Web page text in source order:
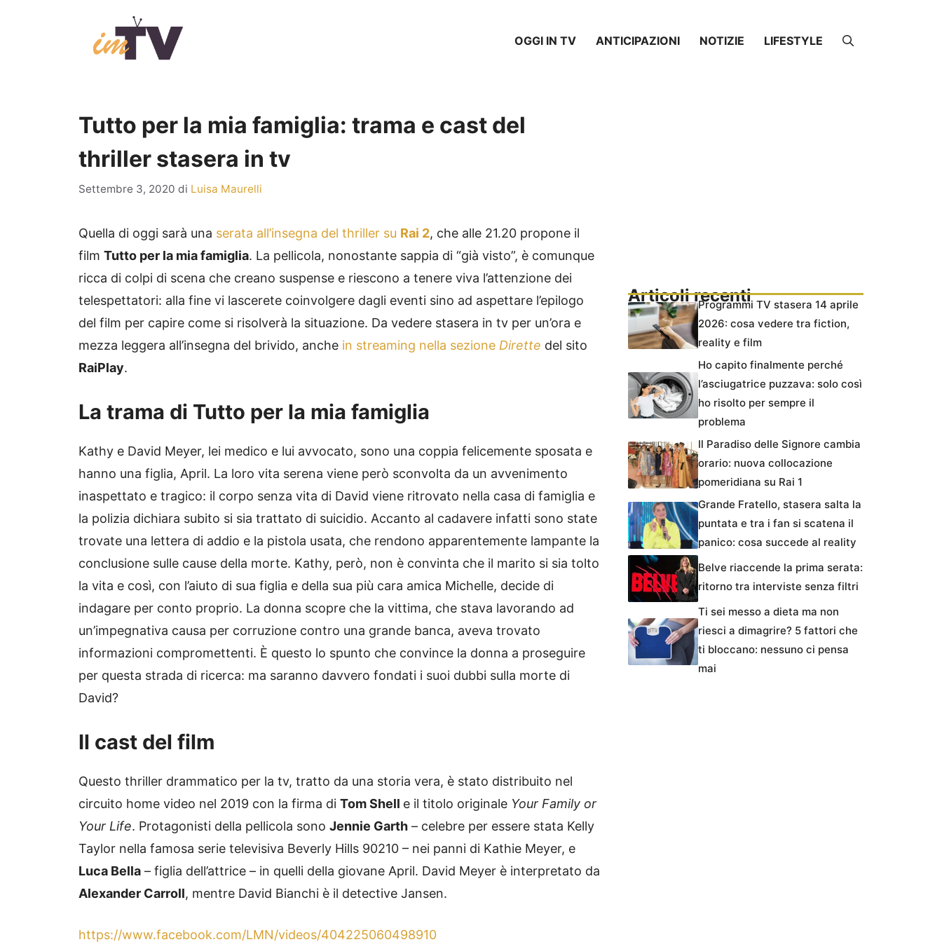
OGGI IN TV ANTICIPAZIONI NOTIZIE LIFESTYLE
Tutto per la mia famiglia: trama e cast del
thriller stasera in tv
Settembre 3, 2020 di Luisa Maurelli
Quella di oggi sarà una serata all’insegna del thriller su Rai 2, che alle 21.20 propone il
film Tutto per la mia famiglia. La pellicola, nonostante sappia di “già visto”, è comunque
ricca di colpi di scena che creano suspense e riescono a tenere viva l’attenzione dei
telespettatori: alla fine vi lascerete coinvolgere dagli eventi sino ad aspettare l’epilogo
del film per capire come si risolverà la situazione. Da vedere stasera in tv per un’ora e
mezza leggera all’insegna del brivido, anche in streaming nella sezione Dirette del sito
RaiPlay.
La trama di Tutto per la mia famiglia
Kathy e David Meyer, lei medico e lui avvocato, sono una coppia felicemente sposata e
hanno una figlia, April. La loro vita serena viene però sconvolta da un avvenimento
inaspettato e tragico: il corpo senza vita di David viene ritrovato nella casa di famiglia e
la polizia dichiara subito si sia trattato di suicidio. Accanto al cadavere infatti sono state
trovate una lettera di addio e la pistola usata, che rendono apparentemente lampante la
conclusione sulle cause della morte. Kathy, però, non è convinta che il marito si sia tolto
la vita e così, con l’aiuto di sua figlia e della sua più cara amica Michelle, decide di
indagare per conto proprio. La donna scopre che la vittima, che stava lavorando ad
un’impegnativa causa per corruzione contro una grande banca, aveva trovato
informazioni compromettenti. È questo lo spunto che convince la donna a proseguire
per questa strada di ricerca: ma saranno davvero fondati i suoi dubbi sulla morte di
David?
Il cast del film
Questo thriller drammatico per la tv, tratto da una storia vera, è stato distribuito nel
circuito home video nel 2019 con la firma di Tom Shell e il titolo originale Your Family or
Your Life. Protagonisti della pellicola sono Jennie Garth – celebre per essere stata Kelly
Taylor nella famosa serie televisiva Beverly Hills 90210 – nei panni di Kathie Meyer, e
Luca Bella – figlia dell’attrice – in quelli della giovane April. David Meyer è interpretato da
Alexander Carroll, mentre David Bianchi è il detective Jansen.
https://www.facebook.com/LMN/videos/404225060498910
Articoli recentiProgrammi TV stasera 14 aprile
2026: cosa vedere tra fiction,
reality e film
Ho capito finalmente perché
l’asciugatrice puzzava: solo così
ho risolto per sempre il
problema
Il Paradiso delle Signore cambia
orario: nuova collocazione
pomeridiana su Rai 1
Grande Fratello, stasera salta la
puntata e tra i fan si scatena il
panico: cosa succede al reality
Belve riaccende la prima serata:
ritorno tra interviste senza filtri
Ti sei messo a dieta ma non
riesci a dimagrire? 5 fattori che
ti bloccano: nessuno ci pensa
mai